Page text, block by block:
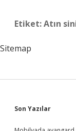
Etiket:Atın
Sitemap
Sidebar
Son Yazılar